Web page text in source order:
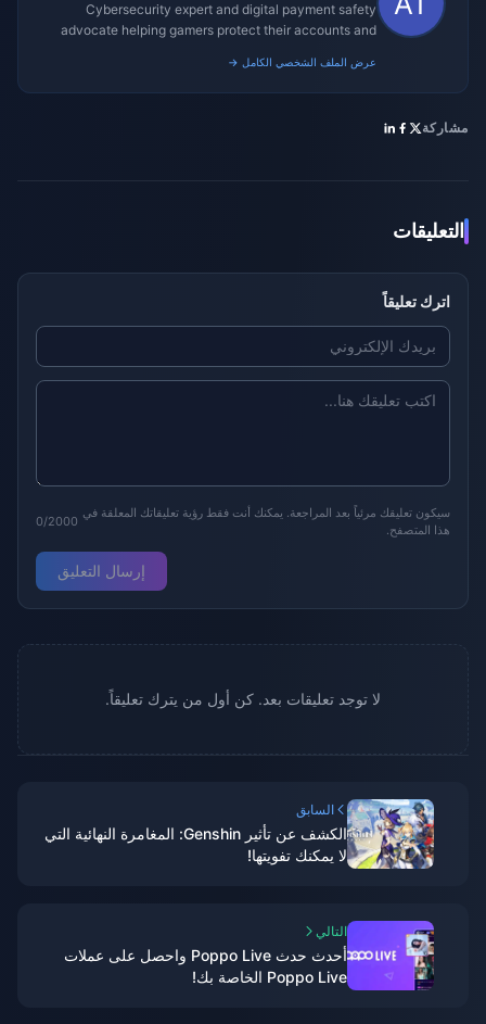
Cybersecurity expert and digital payment safety
advocate helping gamers protect their accounts and
عرض الملف الشخصي الكامل →
مشاركة
التعليقات
اترك تعليقاً
سيكون تعليقك مرئياً بعد المراجعة. يمكنك أنت فقط رؤية تعليقاتك المعلقة في
هذا المتصفح.
0/2000
إرسال التعليق
لا توجد تعليقات بعد. كن أول من يترك تعليقاً.
السابق
الكشف عن تأثير Genshin: المغامرة النهائية التي
لا يمكنك تفويتها!
التالي
أحدث حدث Poppo Live واحصل على عملات
Poppo Live الخاصة بك!